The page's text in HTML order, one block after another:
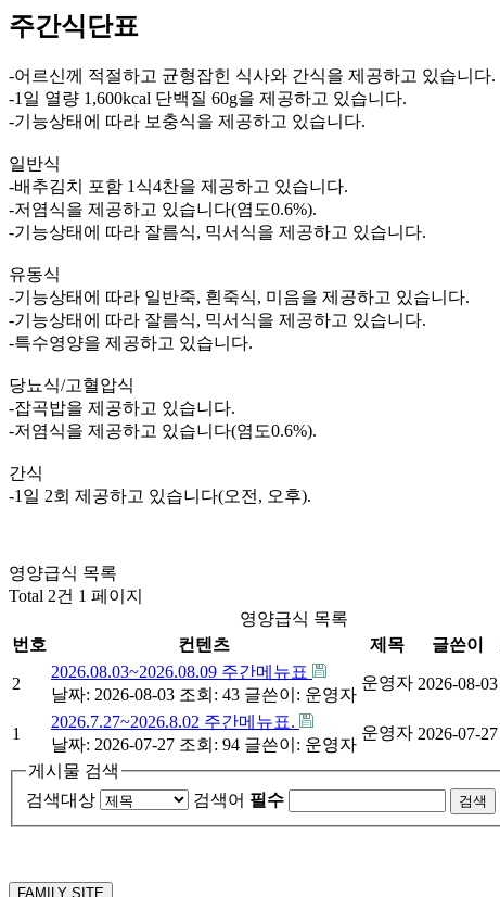
주간식단표
-어르신께 적절하고 균형잡힌 식사와 간식을 제공하고 있습니다.
-1일 열량 1,600kcal 단백질 60g을 제공하고 있습니다.
-기능상태에 따라 보충식을 제공하고 있습니다.
일반식
-배추김치 포함 1식4찬을 제공하고 있습니다.
-저염식을 제공하고 있습니다(염도0.6%).
-기능상태에 따라 잘름식, 믹서식을 제공하고 있습니다.
유동식
-기능상태에 따라 일반죽, 흰죽식, 미음을 제공하고 있습니다.
-기능상태에 따라 잘름식, 믹서식을 제공하고 있습니다.
-특수영양을 제공하고 있습니다.
당뇨식/고혈압식
-잡곡밥을 제공하고 있습니다.
-저염식을 제공하고 있습니다(염도0.6%).
간식
-1일 2회 제공하고 있습니다(오전, 오후).
영양급식 목록
Total 2건 1 페이지
영양급식 목록
번호
컨텐츠 제목 글쓴이
2
2026.08.03~2026.08.09 주간메뉴표
날짜: 2026-08-03 조회: 43 글쓴이: 운영자
운영자 2026-08-03
1
2026.7.27~2026.8.02 주간메뉴표.
날짜: 2026-07-27 조회: 94 글쓴이: 운영자
운영자 2026-07-27
게시물 검색
검색대상
검색어 필수
FAMILY SITE